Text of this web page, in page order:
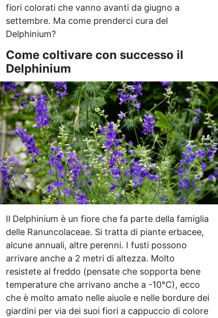
fiori colorati che vanno avanti da giugno a
settembre. Ma come prenderci cura del
Delphinium?
Come coltivare con successo il
Delphinium
Il Delphinium è un fiore che fa parte della famiglia
delle Ranuncolaceae. Si tratta di piante erbacee,
alcune annuali, altre perenni. I fusti possono
arrivare anche a 2 metri di altezza. Molto
resistete al freddo (pensate che sopporta bene
temperature che arrivano anche a -10°C), ecco
che è molto amato nelle aiuole e nelle bordure dei
giardini per via dei suoi fiori a cappuccio di colore